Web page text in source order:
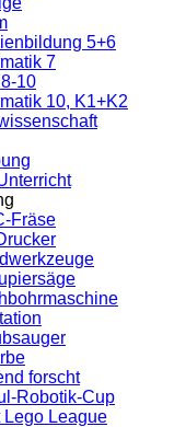
5+6
7
8-10
10, K1+K2
Fräse
forscht
Robotik-Cup
Lego League